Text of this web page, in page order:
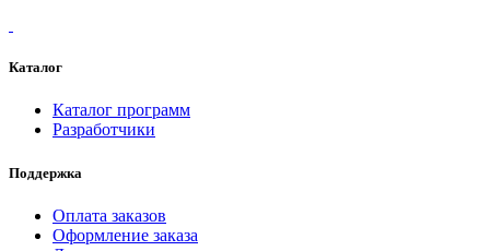
Каталог
Каталог программ
Разработчики
Поддержка
Оплата заказов
Оформление заказа